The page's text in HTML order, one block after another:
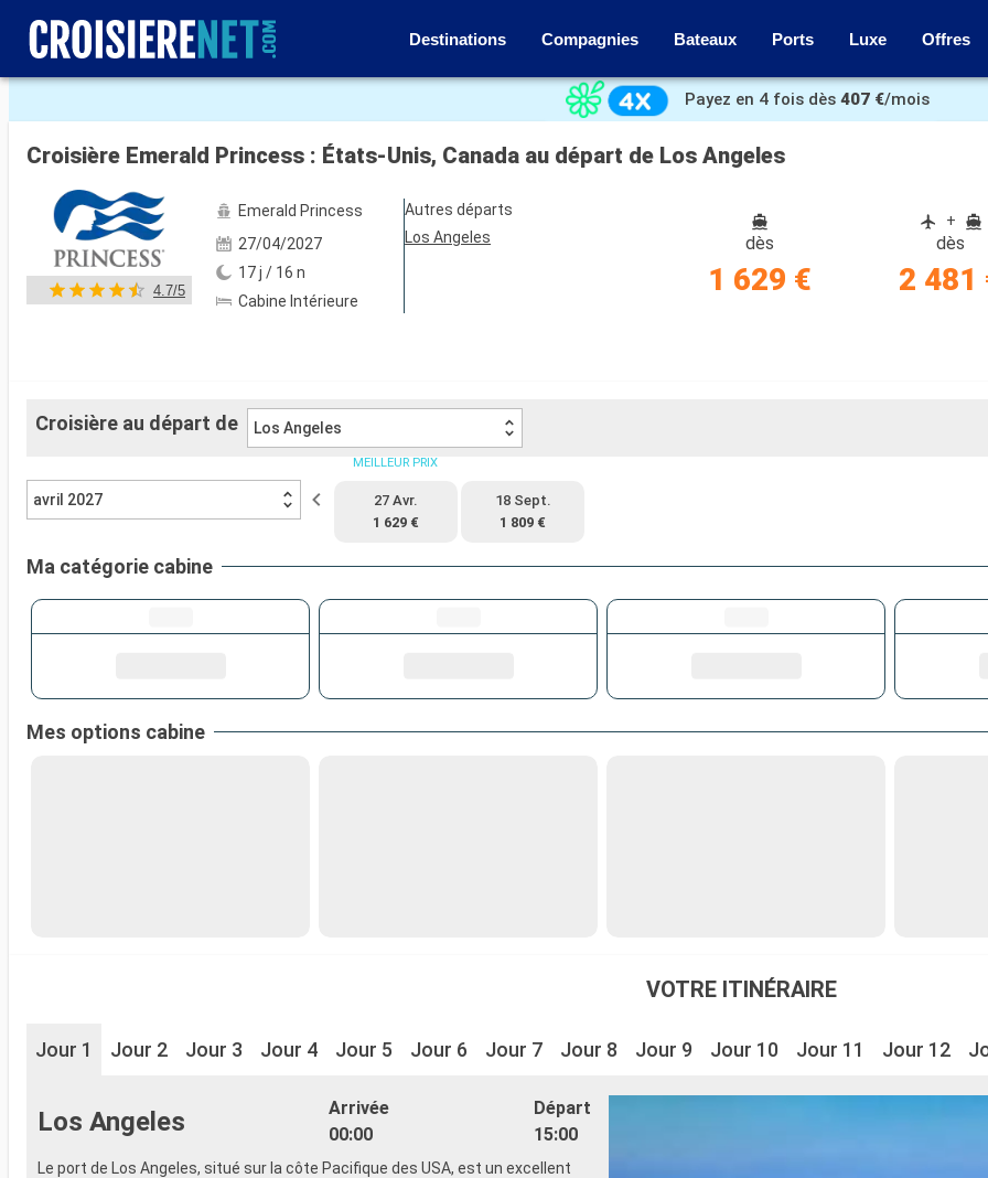
Destinations Compagnies Bateaux Ports Luxe Offres
Voir les 43 autres photos
Payez en 4 fois dès 407 €/mois
Croisière Emerald Princess : États-Unis, Canada au départ de Los Angeles
4.7/5
Emerald Princess
27/04/2027
17 j / 16 n
Cabine Intérieure
Autres départs
Los Angeles
dès
1 629 €
+
dès
2 481
Croisière au départ de Los Angeles
avril 2027
MEILLEUR PRIX
27 Avr.
1 629 €
18 Sept.
1 809 €
Ma catégorie cabine
Mes options cabine
VOTRE ITINÉRAIRE
Jour 1 Jour 2 Jour 3 Jour 4 Jour 5 Jour 6 Jour 7 Jour 8 Jour 9 Jour 10 Jour 11 Jour 12
Los Angeles
Arrivée
00:00
Départ
15:00
Le port de Los Angeles, situé sur la côte Pacifique des USA, est un excellent